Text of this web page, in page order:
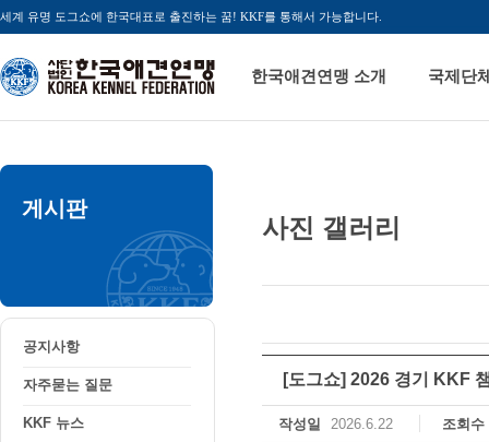
세계 유명 도그쇼에 한국대표로 출진하는 꿈! KKF를 통해서 가능합니다.
한국애견연맹 소개 국제단
게시판
공지사항
자주묻는 질문
KKF 뉴스
사진 갤러리